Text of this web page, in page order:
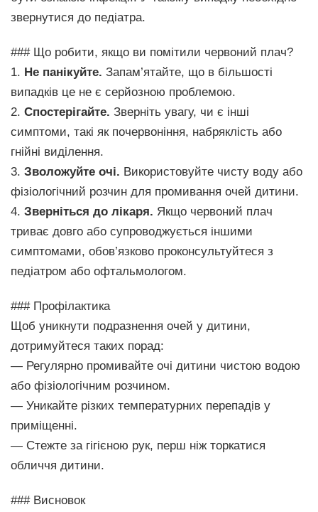
звернутися до педіатра.
### Що робити, якщо ви помітили червоний плач?
1. Не панікуйте. Запам’ятайте, що в більшості
випадків це не є серйозною проблемою.
2. Спостерігайте. Зверніть увагу, чи є інші
симптоми, такі як почервоніння, набряклість або
гнійні виділення.
3. Зволожуйте очі. Використовуйте чисту воду або
фізіологічний розчин для промивання очей дитини.
4. Зверніться до лікаря. Якщо червоний плач
триває довго або супроводжується іншими
симптомами, обов’язково проконсультуйтеся з
педіатром або офтальмологом.
### Профілактика
Щоб уникнути подразнення очей у дитини,
дотримуйтеся таких порад:
— Регулярно промивайте очі дитини чистою водою
або фізіологічним розчином.
— Уникайте різких температурних перепадів у
приміщенні.
— Стежте за гігієною рук, перш ніж торкатися
обличчя дитини.
### Висновок